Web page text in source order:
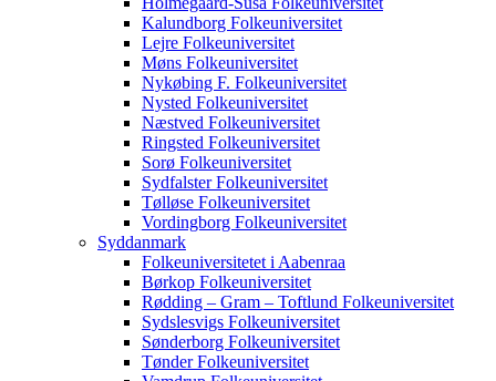
Kalundborg Folkeuniversitet
Lejre Folkeuniversitet
Møns Folkeuniversitet
Nykøbing F. Folkeuniversitet
Nysted Folkeuniversitet
Næstved Folkeuniversitet
Ringsted Folkeuniversitet
Sorø Folkeuniversitet
Sydfalster Folkeuniversitet
Tølløse Folkeuniversitet
Vordingborg Folkeuniversitet
Syddanmark
Folkeuniversitetet i Aabenraa
Børkop Folkeuniversitet
Rødding – Gram – Toftlund Folkeuniversitet
Sydslesvigs Folkeuniversitet
Sønderborg Folkeuniversitet
Tønder Folkeuniversitet